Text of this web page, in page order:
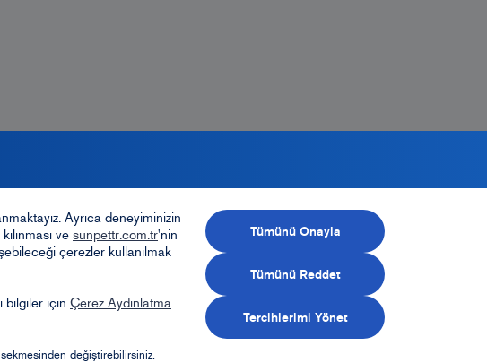
Ayrıca deneyiminizin
ve sunpettr.com.tr'nin
çerezler kullanılmak
bilgiler için Çerez Aydınlatma
değiştirebilirsiniz.
Tümünü Onayla
Tümünü Reddet
Tercihlerimi Yönet
bayilik için başvurmak
ister misiniz?